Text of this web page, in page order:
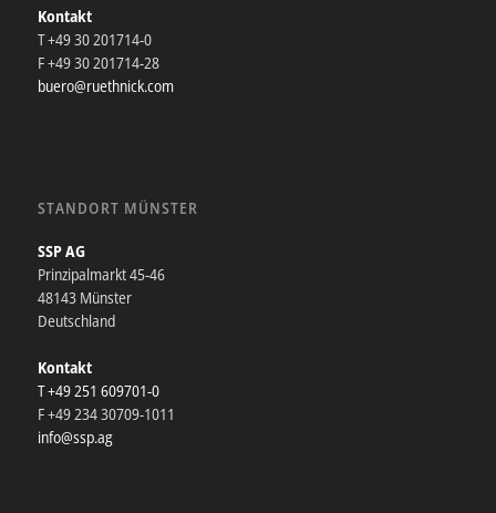
Kontakt
T +49 30 201714-0
F +49 30 201714-28
buero@ruethnick.com
STANDORT MÜNSTER
SSP AG
Prinzipalmarkt 45-46
48143 Münster
Deutschland
Kontakt
T +49 251 609701-0
F +49 234 30709-1011
info@ssp.ag